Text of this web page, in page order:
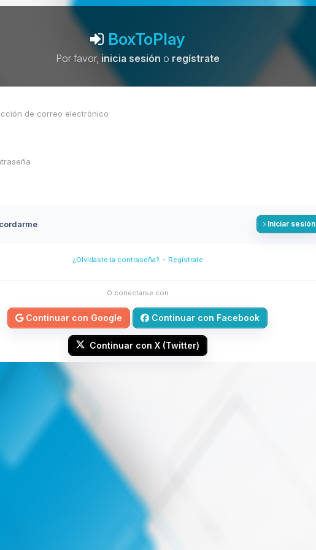
BoxToPlay
Por favor,inicia sesión o regístrate
Iniciar sesión
¿Olvidaste la contraseña? - Regístrate
O conectarse con
Continuar con Google Continuar con Facebook
Continuar con X (Twitter)